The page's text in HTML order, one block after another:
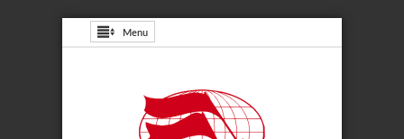
Menu